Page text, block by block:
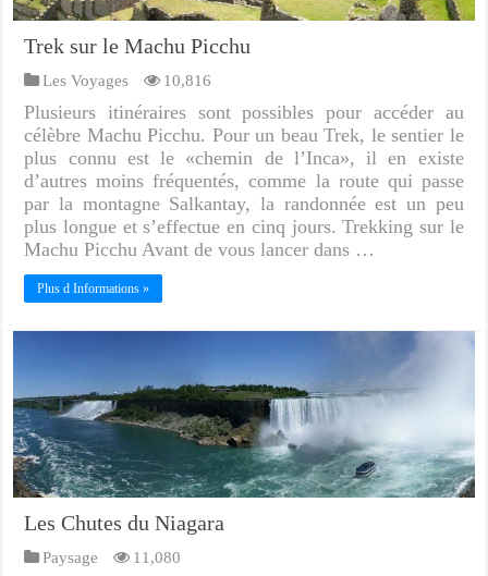
Trek sur le Machu Picchu
Les Voyages 10,816
Plusieurs itinéraires sont possibles pour accéder au
célèbre Machu Picchu. Pour un beau Trek, le sentier le
plus connu est le «chemin de l’Inca», il en existe
d’autres moins fréquentés, comme la route qui passe
par la montagne Salkantay, la randonnée est un peu
plus longue et s’effectue en cinq jours. Trekking sur le
Machu Picchu Avant de vous lancer dans …
Plus d Informations »
Les Chutes du Niagara
Paysage 11,080